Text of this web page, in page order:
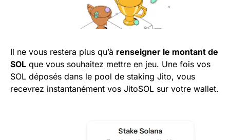
Il ne vous restera plus qu’à renseigner le montant de
SOL que vous souhaitez mettre en jeu. Une fois vos
SOL déposés dans le pool de staking Jito, vous
recevrez instantanément vos JitoSOL sur votre wallet.